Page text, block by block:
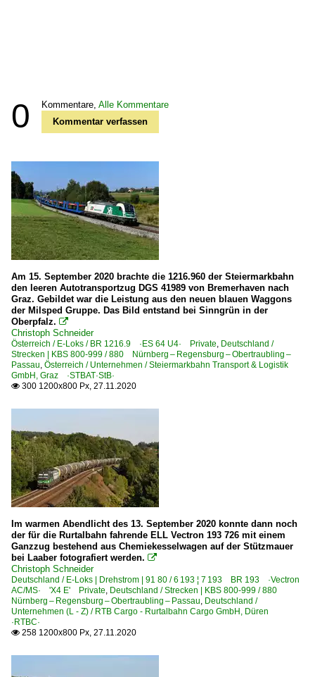
0 Kommentare, Alle Kommentare
Kommentar verfassen
Am 15. September 2020 brachte die 1216.960 der Steiermarkbahn
den leeren Autotransportzug DGS 41989 von Bremerhaven nach
Graz. Gebildet war die Leistung aus den neuen blauen Waggons
der Milsped Gruppe. Das Bild entstand bei Sinngrün in der
Oberpfalz. 
Christoph Schneider
Österreich / E-Loks / BR 1216.9 ·ES 64 U4· Private, Deutschland /
Strecken | KBS 800-999 / 880 Nürnberg – Regensburg – Obertraubling –
Passau, Österreich / Unternehmen / Steiermarkbahn Transport & Logistik
GmbH, Graz ·STBAT·StB·
 300 1200x800 Px, 27.11.2020
Im warmen Abendlicht des 13. September 2020 konnte dann noch
der für die Rurtalbahn fahrende ELL Vectron 193 726 mit einem
Ganzzug bestehend aus Chemiekesselwagen auf der Stützmauer
bei Laaber fotografiert werden. 
Christoph Schneider
Deutschland / E-Loks | Drehstrom | 91 80 / 6 193 ¦ 7 193 BR 193 ·Vectron
AC/MS· 'X4 E' Private, Deutschland / Strecken | KBS 800-999 / 880
Nürnberg – Regensburg – Obertraubling – Passau, Deutschland /
Unternehmen (L - Z) / RTB Cargo - Rurtalbahn Cargo GmbH, Düren
·RTBC·
 258 1200x800 Px, 27.11.2020